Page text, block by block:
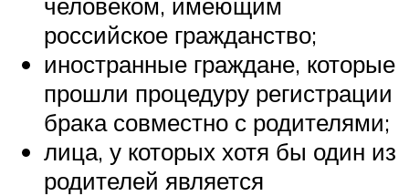
российское гражданство;
иностранные граждане, которые
прошли процедуру регистрации
брака совместно с родителями;
лица, у которых хотя бы один из
родителей является